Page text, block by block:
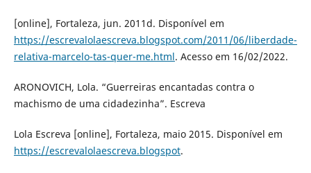
[online], Fortaleza, jun. 2011d. Disponível em
https://escrevalolaescreva.blogspot.com/2011/06/liberdade-
relativa-marcelo-tas-quer-me.html. Acesso em 16/02/2022.
ARONOVICH, Lola. “Guerreiras encantadas contra o
machismo de uma cidadezinha”. Escreva
Lola Escreva [online], Fortaleza, maio 2015. Disponível em
https://escrevalolaescreva.blogspot.